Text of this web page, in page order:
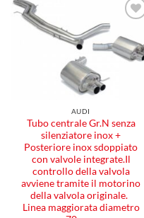
alla lista
dei
desideri
AUDI
Tubo centrale Gr.N senza
silenziatore inox +
Posteriore inox sdoppiato
con valvole integrate.Il
controllo della valvola
avviene tramite il motorino
della valvola originale.
Linea maggiorata diametro